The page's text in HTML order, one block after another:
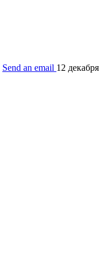
Send an email 12 декабря